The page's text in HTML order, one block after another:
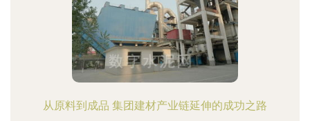
从原料到成品 集团建材产业链延伸的成功之路